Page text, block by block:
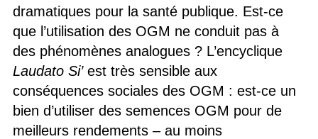
dramatiques pour la santé publique. Est-ce
que l’utilisation des OGM ne conduit pas à
des phénomènes analogues ? L’encyclique
Laudato Si’est très sensible aux
conséquences sociales des OGM : est-ce un
bien d’utiliser des semences OGM pour de
meilleurs rendements – au moins